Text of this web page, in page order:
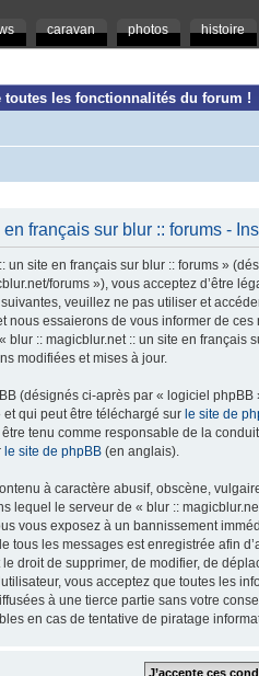
caravan photos histoire
toutes les fonctionnalités du forum !
français sur blur :: forums -
un site en français sur blur :: forums »
forums »), vous acceptez d’être
veuillez ne pas utiliser et
nous essaierons de vous informer de
blur :: magicblur.net :: un site en
modifiées et mises à jour.
(désignés ci-après par « logiciel
et qui peut être téléchargé sur le site de
tenu comme responsable de la
le site de phpBB (en anglais).
à caractère abusif, obscène,
lequel le serveur de « blur ::
vous exposez à un bannissement
tous les messages est enregistrée afin
droit de supprimer, de modifier, de
vous acceptez que toutes les
à une tierce partie sans votre
en cas de tentative de piratage